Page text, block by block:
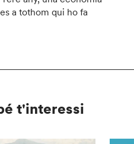
a tothom qui ho fa
t'interessi